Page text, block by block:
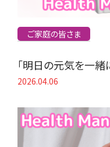
ご家庭の皆さま
「明日の元気を一緒
2026.04.06